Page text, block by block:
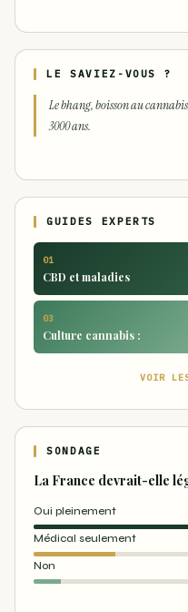
LE SAVIEZ-VOUS ?
Le bhang, boisson au
3000 ans.
GUIDES EXPERTS
01
CBD et maladies
03
Culture cannabis :
VOIR
SONDAGE
La France devrait-elle
Oui pleinement
Médical seulement
Non